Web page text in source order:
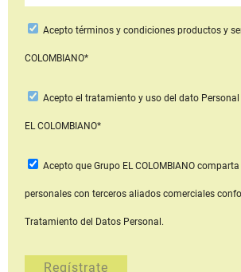
Aceptotérminos y condiciones productos y
COLOMBIANO*
Acepto el tratamiento y uso del dato Personal
EL COLOMBIANO*
Acepto que Grupo EL COLOMBIANO
personales con terceros aliados comerciales
Tratamiento del Datos Personal.